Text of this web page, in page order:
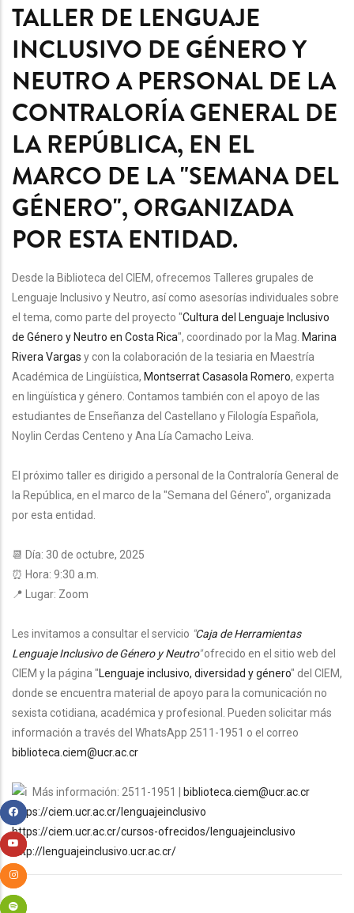
TALLER DE LENGUAJE
INCLUSIVO DE GÉNERO Y
NEUTRO A PERSONAL DE LA
CONTRALORÍA GENERAL DE
LA REPÚBLICA, EN EL
MARCO DE LA "SEMANA DEL
GÉNERO", ORGANIZADA
POR ESTA ENTIDAD.
Desde la Biblioteca del CIEM, ofrecemos Talleres grupales de
Lenguaje Inclusivo y Neutro, así como asesorías individuales sobre
el tema, como parte del proyecto "Cultura del Lenguaje Inclusivo
de Género y Neutro en Costa Rica", coordinado por la Mag. Marina
Rivera Vargas y con la colaboración de la tesiaria en Maestría
Académica de Lingüística, Montserrat Casasola Romero, experta
en lingüística y género. Contamos también con el apoyo de las
estudiantes de Enseñanza del Castellano y Filología Española,
Noylin Cerdas Centeno y Ana Lía Camacho Leiva.
El próximo taller es dirigido a personal de la Contraloría General de
la República, en el marco de la "Semana del Género", organizada
por esta entidad.
📆 Día: 30 de octubre, 2025
⏰ Hora: 9:30 a.m.
📍 Lugar: Zoom
Les invitamos a consultar el servicio "Caja de Herramientas
Lenguaje Inclusivo de Género y Neutro"ofrecido en el sitio web del
CIEM y la página "Lenguaje inclusivo, diversidad y género" del CIEM,
donde se encuentra material de apoyo para la comunicación no
sexista cotidiana, académica y profesional. Pueden solicitar más
información a través del WhatsApp 2511-1951 o el correo
biblioteca.ciem@ucr.ac.cr
Más información: 2511-1951 |
biblioteca.ciem@ucr.ac.cr
https://ciem.ucr.ac.cr/lenguajeinclusivo
https://ciem.ucr.ac.cr/cursos-ofrecidos/lenguajeinclusivo
http://lenguajeinclusivo.ucr.ac.cr/